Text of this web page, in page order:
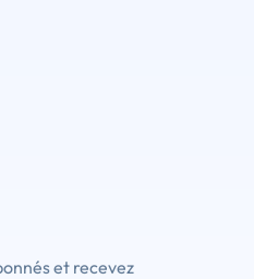
et recevez